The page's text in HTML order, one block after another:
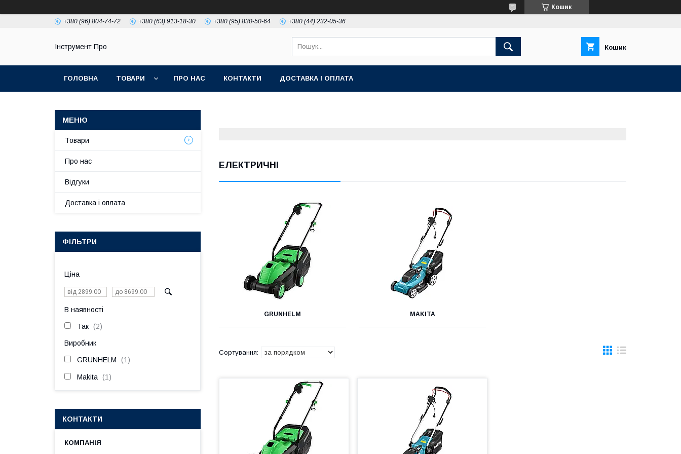
Кошик
+380 (96) 804-74-72 +380 (63) 913-18-30 +380 (95) 830-50-64 +380 (44) 232-05-36
Інструмент Про Кошик
ГОЛОВНА ТОВАРИ ПРО НАС КОНТАКТИ ДОСТАВКА І ОПЛАТА
ЕЛЕКТРИЧНІ
GRUNHELM MAKITA
Товари
Про нас
Відгуки
Доставка і оплата
ФІЛЬТРИ
Ціна
В наявності
Так 2
Виробник
GRUNHELM 1
Makita 1
КОНТАКТИ